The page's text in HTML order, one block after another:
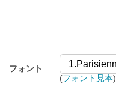
フォント
(フォント見本)